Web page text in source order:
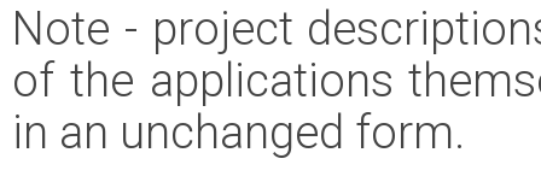
Note - project
of the applications
in an unchanged form.